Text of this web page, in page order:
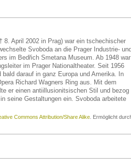
April 2002 in Prag) war ein tschechischer
Svoboda an die Prager Industrie-
im Bedřich Smetana Museum. Ab 1948 war
im Prager Nationaltheater. Seit 1956
darauf in ganz Europa und Amerika. In
Richard Wagners Ring aus. Mit dem
er einen antiillusionitsischen Stil und bezog
seine Gestaltungen ein. Svoboda arbeitete
Commons Attribution/Share Alike . Ermöglicht